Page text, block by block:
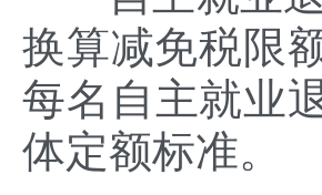
换算减免税限
每名自主就业
体定额标准。